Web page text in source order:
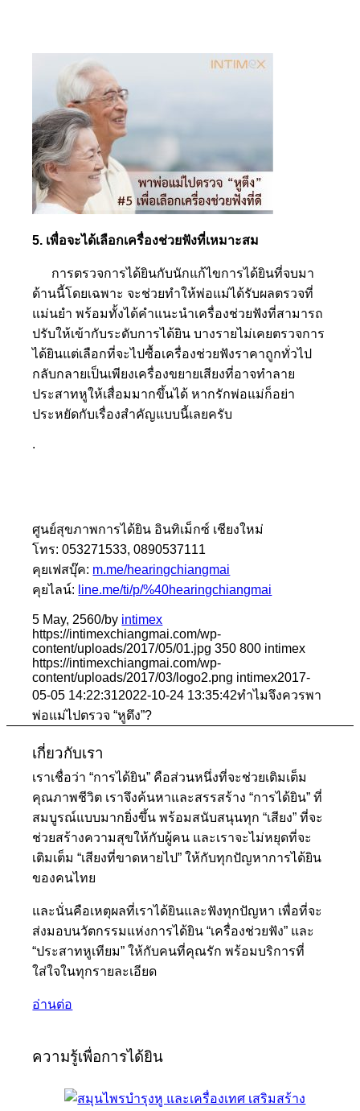
5. เพื่อจะได้เลือกเครื่องช่วยฟังที่เหมาะสม
การตรวจการได้ยินกับนักแก้ไขการได้ยินที่จบมา
ด้านนี้โดยเฉพาะ จะช่วยทำให้พ่อแม่ได้รับผลตรวจที่
แม่นยำ พร้อมทั้งได้คำแนะนำเครื่องช่วยฟังที่สามารถ
ปรับให้เข้ากับระดับการได้ยิน บางรายไม่เคยตรวจการ
ได้ยินแต่เลือกที่จะไปซื้อเครื่องช่วยฟังราคาถูกทั่วไป
กลับกลายเป็นเพียงเครื่องขยายเสียงที่อาจทำลาย
ประสาทหูให้เสื่อมมากขึ้นได้ หากรักพ่อแม่ก็อย่า
ประหยัดกับเรื่องสำคัญแบบนี้เลยครับ
.
ศูนย์สุขภาพการได้ยิน อินทิเม็กซ์ เชียงใหม่
โทร: 053271533, 0890537111
คุยเฟสบุ๊ค: m.me/hearingchiangmai
คุยไลน์: line.me/ti/p/%40hearingchiangmai
5 May, 2560/by intimex
https://intimexchiangmai.com/wp-
content/uploads/2017/05/01.jpg 350 800 intimex
https://intimexchiangmai.com/wp-
content/uploads/2017/03/logo2.png intimex2017-
05-05 14:22:312022-10-24 13:35:42ทำไมจึงควรพา
พ่อแม่ไปตรวจ “หูตึง”?
เกี่ยวกับเรา
เราเชื่อว่า “การได้ยิน” คือส่วนหนึ่งที่จะช่วยเติมเต็ม
คุณภาพชีวิต เราจึงค้นหาและสรรสร้าง “การได้ยิน” ที่
สมบูรณ์แบบมากยิ่งขึ้น พร้อมสนับสนุนทุก “เสียง” ที่จะ
ช่วยสร้างความสุขให้กับผู้คน และเราจะไม่หยุดที่จะ
เติมเต็ม “เสียงที่ขาดหายไป” ให้กับทุกปัญหาการได้ยิน
ของคนไทย
และนั่นคือเหตุผลที่เราได้ยินและฟังทุกปัญหา เพื่อที่จะ
ส่งมอบนวัตกรรมแห่งการได้ยิน “เครื่องช่วยฟัง” และ
“ประสาทหูเทียม” ให้กับคนที่คุณรัก พร้อมบริการที่
ใส่ใจในทุกรายละเอียด
อ่านต่อ
ความรู้เพื่อการได้ยิน